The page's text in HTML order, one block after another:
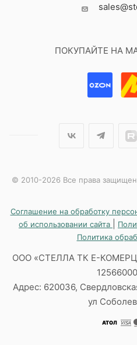
ПОКУПАЙТЕ НА
© 2010-2026 Все права
Соглашение на обработку
об использовании сайта
Политика
ООО «СТЕЛЛА ТК Е-
Адрес: 620036,
ул
АТОЛ